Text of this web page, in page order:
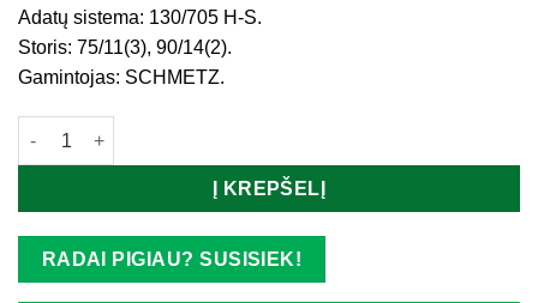
Adatų sistema: 130/705 H-S.
Storis: 75/11(3), 90/14(2).
Gamintojas: SCHMETZ.
produkto kiekis: Adatos trikotažinės (elastiniams audiniams) -
Į KREPŠELĮ
RADAI PIGIAU? SUSISIEK!